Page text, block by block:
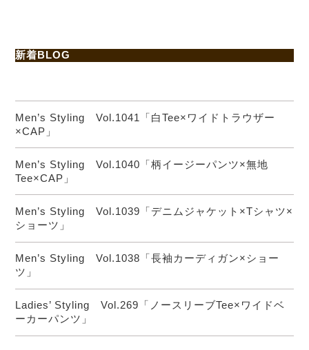
新着BLOG
Men’s Styling Vol.1041「白Tee×ワイドトラウザー
×CAP」
Men’s Styling Vol.1040「柄イージーパンツ×無地
Tee×CAP」
Men’s Styling Vol.1039「デニムジャケット×Tシャツ×
ショーツ」
Men’s Styling Vol.1038「長袖カーディガン×ショー
ツ」
Ladies’ Styling Vol.269「ノースリーブTee×ワイドベ
ーカーパンツ」